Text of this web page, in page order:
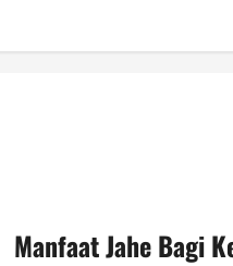
Manfaat Jahe Bagi